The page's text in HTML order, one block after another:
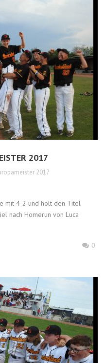
2017
2017
mit 4-2 und holt den Titel
nach Homerun von Luca
0